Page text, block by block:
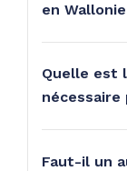
en
Quelle est
nécessaire
Faut-il un